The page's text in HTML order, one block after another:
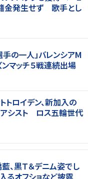
金発生せず 歌手とし
の一人」バレンシアM
マッチ５戦連続出場
トロイデン、新加入の
シスト ロス五輪世代
藍、黒Ｔ＆デニム姿でし